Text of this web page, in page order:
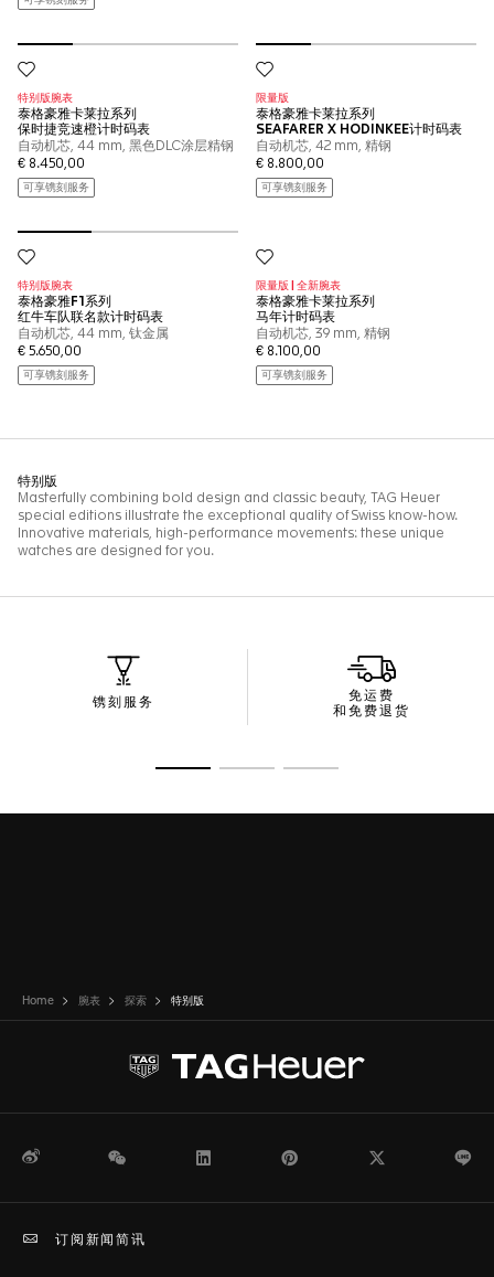
镌刻服务
免运费
和免费退货
Home 腕表 探索 特别版
微博 WeChat Pinterest
订阅新闻简讯